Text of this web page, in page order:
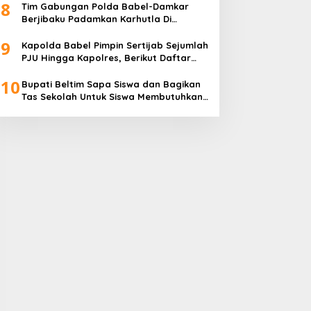
Transparan
8
Tim Gabungan Polda Babel-Damkar
Berjibaku Padamkan Karhutla Di
9
Kapolda Babel Pimpin Sertijab Sejumlah
PJU Hingga Kapolres, Berikut Daftar
10 Bupati Beltim Sapa Siswa dan Bagikan
Tas Sekolah Untuk Siswa Membutuhkan,